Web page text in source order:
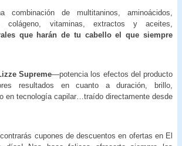
de multitaninos, aminoácidos,
colágeno, vitaminas, extractos y aceites,
que harán de tu cabello el que siempre
Supreme—potencia los efectos del producto
resultados en cuanto a duración, brillo,
en tecnología capilar…traído directamente desde
cupones de descuentos en ofertas en El